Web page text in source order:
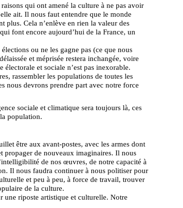
qui ont amené la culture à ne pas avoir
ait. Il nous faut entendre que le monde
plus. Cela n’enlève en rien la valeur des
font encore aujourd’hui de la France, un
ou ne les gagne pas (ce que nous
et méprisée restera inchangée, voire
et sociale n’est pas inexorable.
rassembler les populations de toutes les
nous devrons prendre part avec notre force
sociale et climatique sera toujours là, ces
population.
être aux avant-postes, avec les armes dont
propager de nouveaux imaginaires. Il nous
de nos œuvres, de notre capacité à
Il nous faudra continuer à nous politiser pour
et peu à peu, à force de travail, trouver
de la culture.
une riposte artistique et culturelle. Notre